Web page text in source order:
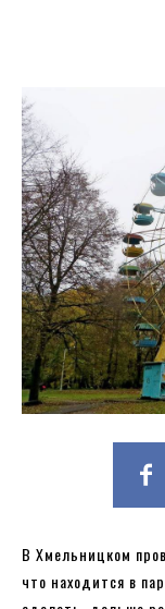
В Хмельницком
что находится в